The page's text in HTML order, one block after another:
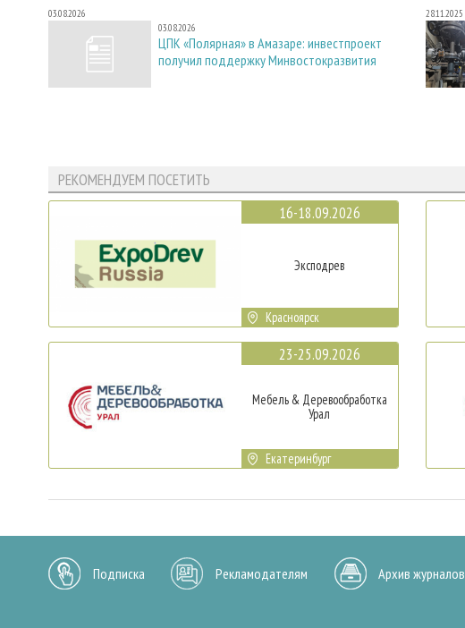
03.08.2026
03.08.2026
ЦПК «Полярная» в Амазаре: инвестпроект
получил поддержку Минвостокразвития
28.11.2025
РЕКОМЕНДУЕМ ПОСЕТИТЬ
16-18.09.2026
Эксподрев
Красноярск
23-25.09.2026
Мебель & Деревообработка
Урал
Екатеринбург
Подписка Рекламодателям Архив журналов